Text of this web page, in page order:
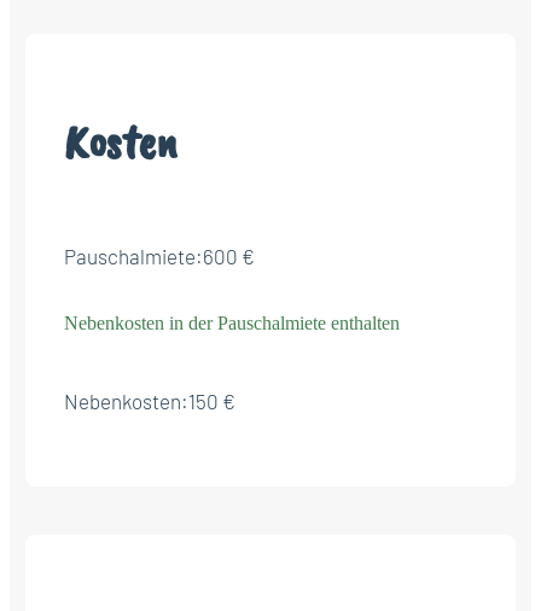
Kosten
Pauschalmiete:600 €
Nebenkosten in der Pauschalmiete enthalten
Nebenkosten:150 €